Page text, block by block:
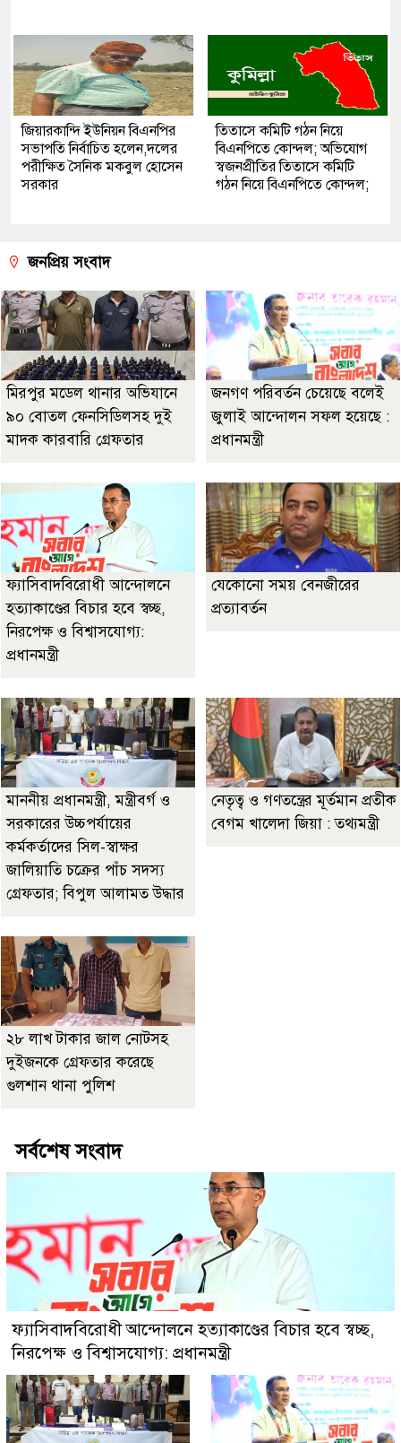
জিয়ারকান্দি ইউনিয়ন বিএনপির
সভাপতি নির্বাচিত হলেন,দলের
পরীক্ষিত সৈনিক মকবুল হোসেন
সরকার
তিতাসে কমিটি গঠন নিয়ে
বিএনপিতে কোন্দল; অভিযোগ
স্বজনপ্রীতির তিতাসে কমিটি
গঠন নিয়ে বিএনপিতে কোন্দল;
জনপ্রিয় সংবাদ
মিরপুর মডেল থানার অভিযানে
৯০ বোতল ফেনসিডিলসহ দুই
মাদক কারবারি গ্রেফতার
জনগণ পরিবর্তন চেয়েছে বলেই
জুলাই আন্দোলন সফল হয়েছে :
প্রধানমন্ত্রী
ফ্যাসিবাদবিরোধী আন্দোলনে
হত্যাকাণ্ডের বিচার হবে স্বচ্ছ,
নিরপেক্ষ ও বিশ্বাসযোগ্য:
প্রধানমন্ত্রী
যেকোনো সময় বেনজীরের
প্রত্যাবর্তন
মাননীয় প্রধানমন্ত্রী, মন্ত্রীবর্গ ও
সরকারের উচ্চপর্যায়ের
কর্মকর্তাদের সিল-স্বাক্ষর
জালিয়াতি চক্রের পাঁচ সদস্য
গ্রেফতার; বিপুল আলামত উদ্ধার
নেতৃত্ব ও গণতন্ত্রের মূর্তমান প্রতীক
বেগম খালেদা জিয়া : তথ্যমন্ত্রী
২৮ লাখ টাকার জাল নোটসহ
দুইজনকে গ্রেফতার করেছে
গুলশান থানা পুলিশ
সর্বশেষ সংবাদ
ফ্যাসিবাদবিরোধী আন্দোলনে হত্যাকাণ্ডের বিচার হবে স্বচ্ছ,
নিরপেক্ষ ও বিশ্বাসযোগ্য: প্রধানমন্ত্রী